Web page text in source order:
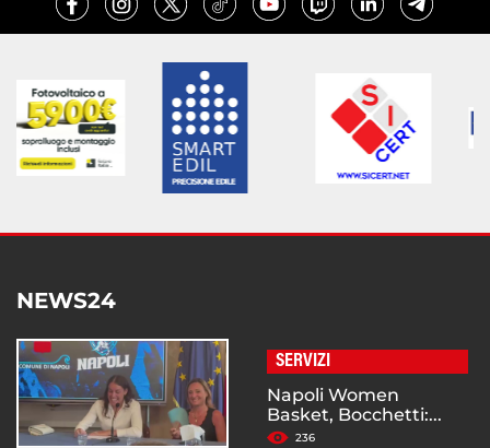
NEWS24
SERVIZI
Napoli Women
Basket, Bocchetti:...
236